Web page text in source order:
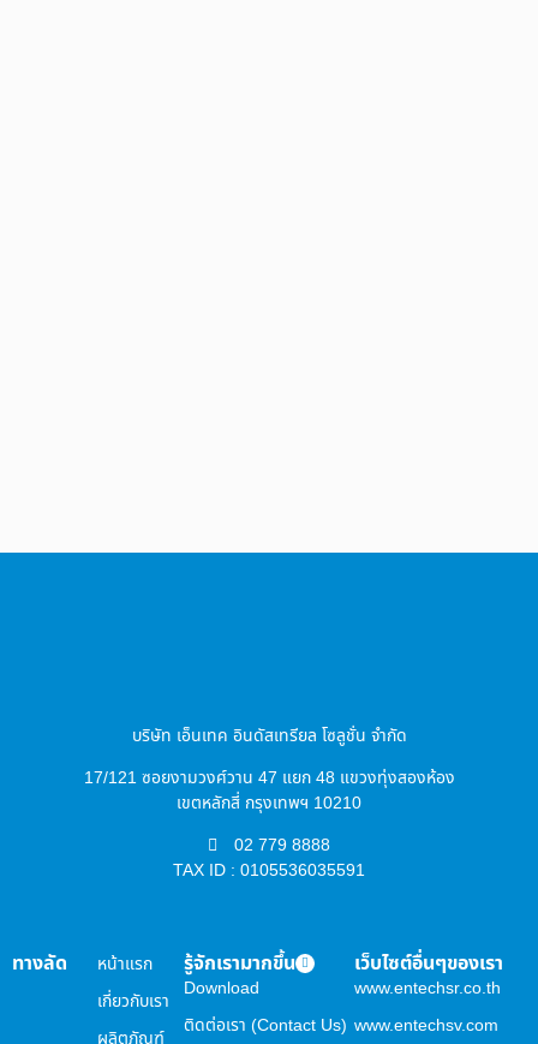
บริษัท เอ็นเทค อินดัสเทรียล โซลูชั่น จำกัด
17/121 ซอยงามวงศ์วาน 47 แยก 48 แขวงทุ่งสองห้อง
เขตหลักสี่ กรุงเทพฯ 10210
02 779 8888
TAX ID : 0105536035591
ทางลัด
หน้าแรก
เกี่ยวกับเรา
ผลิตภัณฑ์
รู้จักเรามากขึ้น
Download
ติดต่อเรา (Contact Us)
เว็บไซต์อื่นๆของเรา
www.entechsr.co.th
www.entechsv.com